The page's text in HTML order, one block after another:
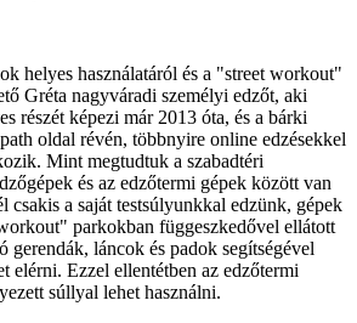
helyes használatáról és a "street workout"
Gréta nagyváradi személyi edzőt, aki
részét képezi már 2013 óta, és a bárki
oldal révén, többnyire online edzésekkel
Mint megtudtuk a szabadtéri
és az edzőtermi gépek között van
csakis a saját testsúlyunkkal edzünk, gépek
parkokban függeszkedővel ellátott
gerendák, láncok és padok segítségével
elérni. Ezzel ellentétben az edzőtermi
súllyal lehet használni.